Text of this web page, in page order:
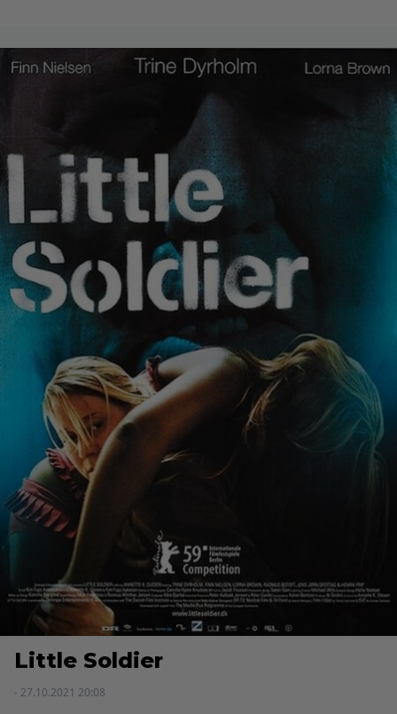
Little Soldier
- 27.10.2021 20:08